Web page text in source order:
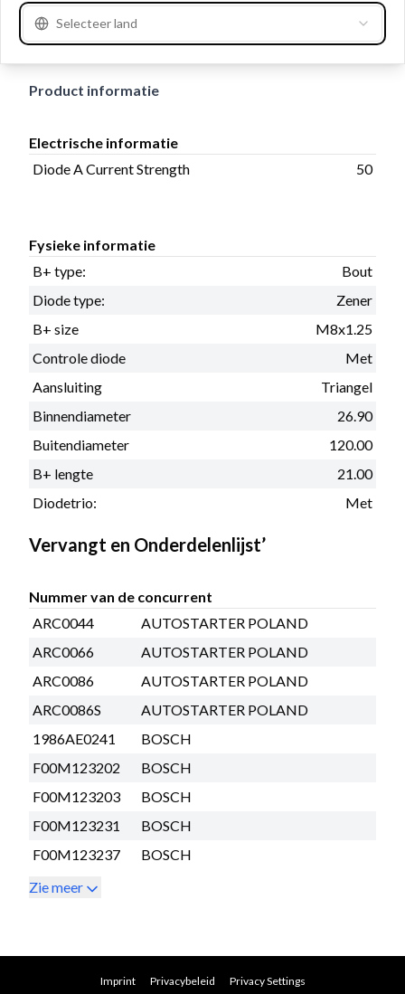
Aansluiting Triangel, Binnendiameter 26.90,
Buitendiameter 120.00, B+ lengte 21.00, Diodetrio: Met
Product informatie
Electrische informatie
Diode A Current Strength
50
Fysieke informatie
B+ type:
Bout
Diode type:
Zener
B+ size
M8x1.25
Controle diode
Met
Aansluiting
Triangel
Binnendiameter
26.90
Buitendiameter
120.00
B+ lengte
21.00
Diodetrio:
Met
Vervangt en Onderdelenlijst’
Nummer van de concurrent
ARC0044
AUTOSTARTER POLAND
ARC0066
AUTOSTARTER POLAND
ARC0086
AUTOSTARTER POLAND
ARC0086S
AUTOSTARTER POLAND
1986AE0241
BOSCH
F00M123202
BOSCH
F00M123203
BOSCH
F00M123231
BOSCH
F00M123237
BOSCH
Zie meer
Imprint Privacybeleid Privacy Settings
Selecteer land